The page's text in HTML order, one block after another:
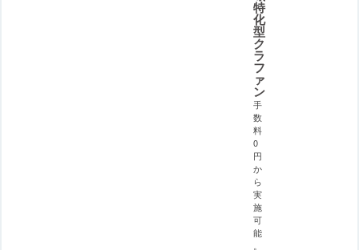
特
化
型
ク
ラ
フ
ァ
ン
手
数
料
0
円
か
ら
実
施
可
能